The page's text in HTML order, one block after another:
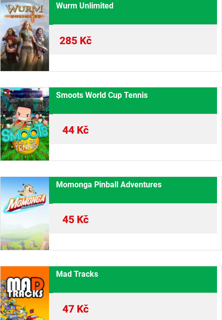
Wurm Unlimited
285 Kč
Smoots World Cup Tennis
44 Kč
Momonga Pinball Adventures
45 Kč
Mad Tracks
47 Kč